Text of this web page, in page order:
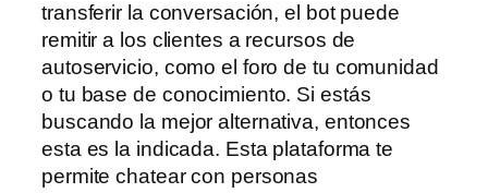
transferir la conversación, el bot puede
remitir a los clientes a recursos de
autoservicio, como el foro de tu comunidad
o tu base de conocimiento. Si estás
buscando la mejor alternativa, entonces
esta es la indicada. Esta plataforma te
permite chatear con personas